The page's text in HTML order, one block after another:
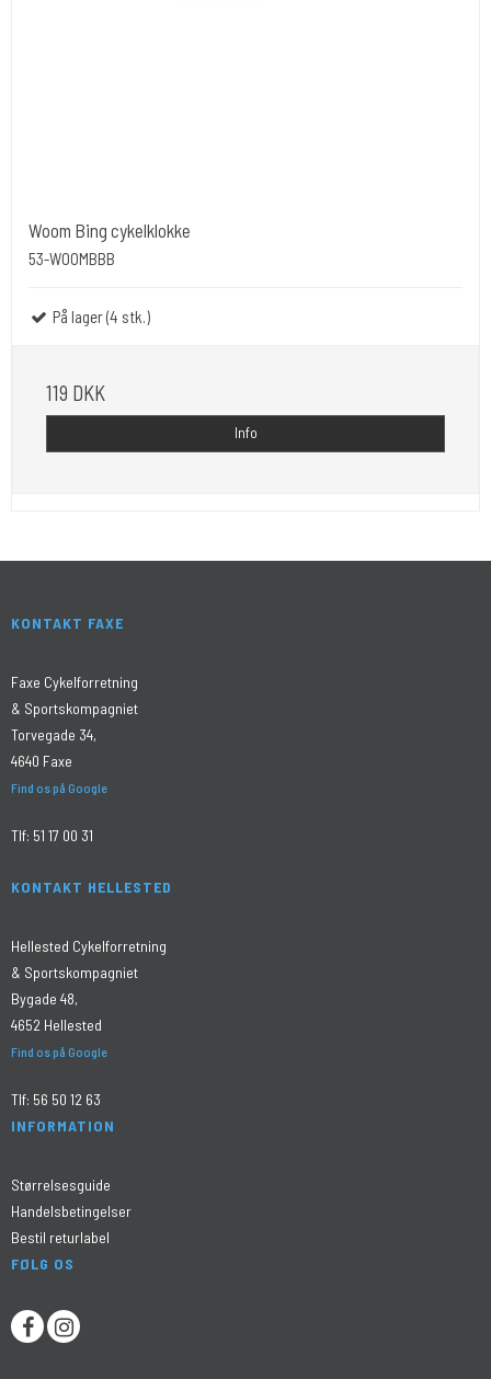
Woom Bing cykelklokke
53-WOOMBBB
På lager (4 stk.)
119 DKK
Info
KONTAKT FAXE
Faxe Cykelforretning
& Sportskompagniet
Torvegade 34,
4640 Faxe
Find os på Google
Tlf: 51 17 00 31
KONTAKT HELLESTED
Hellested Cykelforretning
& Sportskompagniet
Bygade 48,
4652 Hellested
Find os på Google
Tlf: 56 50 12 63
INFORMATION
Størrelsesguide
Handelsbetingelser
Bestil returlabel
FØLG OS